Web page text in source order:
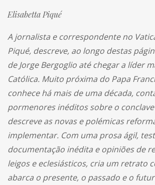
Elisabetta Piqué
A jornalista e correspondente no
Piqué, descreve, ao longo destas
de Jorge Bergoglio até chegar a líder
Católica. Muito próxima do Papa
conhece há mais de uma década,
pormenores inéditos sobre o
descreve as novas e polémicas
implementar. Com uma prosa ágil,
documentação inédita e opiniões de
leigos e eclesiásticos, cria um retrato
abarca o presente, o passado e o